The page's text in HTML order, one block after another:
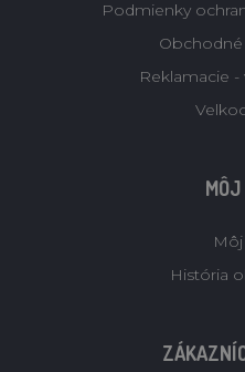
Podmienky
Reklamacie -
MÔJ
História